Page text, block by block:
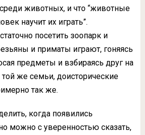
животных, и что “животные
научит их играть”.
посетить зоопарк и
и приматы играют, гоняясь
предметы и взбираясь друг на
же семьи, доисторические
так же.
когда появились
можно с уверенностью сказать,